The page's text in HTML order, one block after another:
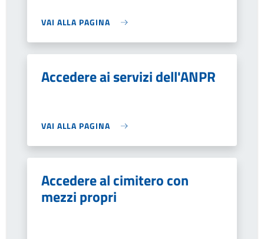
VAI ALLA PAGINA
Accedere ai servizi dell'ANPR
VAI ALLA PAGINA
Accedere al cimitero con
mezzi propri